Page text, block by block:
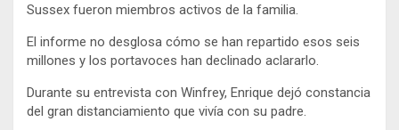
Sussex fueron miembros activos de la familia.
El informe no desglosa cómo se han repartido esos seis
millones y los portavoces han declinado aclararlo.
Durante su entrevista con Winfrey, Enrique dejó constancia
del gran distanciamiento que vivía con su padre.